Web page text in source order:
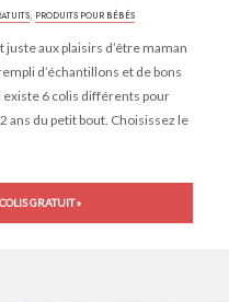
, PRODUITS POUR BÉBÉS
aux plaisirs d’être maman
d’échantillons et de bons
existe 6 colis différents pour
ans du petit bout. Choisissez le
GRATUIT »